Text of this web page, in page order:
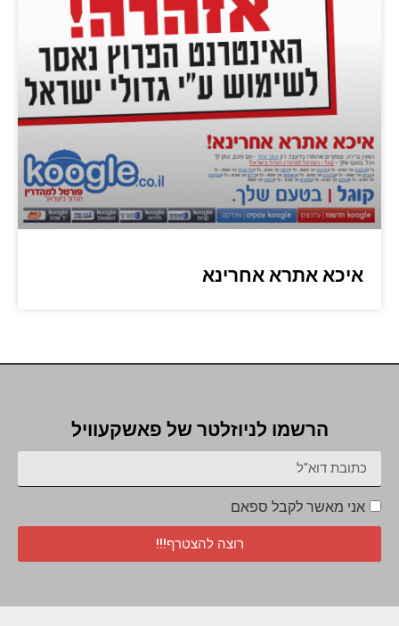
איכא אתרא אחרינא
הרשמו לניוזלטר של פאשקעוויל
אני מאשר לקבל ספאם
רוצה להצטרף!!!